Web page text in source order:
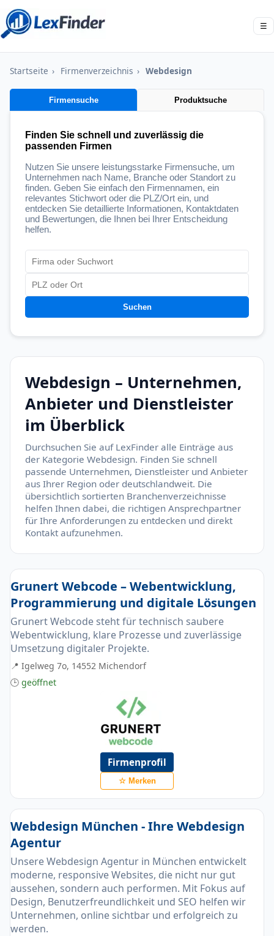
☰
Startseite › Firmenverzeichnis › Webdesign
Firmensuche Produktsuche
Finden Sie schnell und zuverlässig die
passenden Firmen
Nutzen Sie unsere leistungsstarke Firmensuche, um
Unternehmen nach Name, Branche oder Standort zu
finden. Geben Sie einfach den Firmennamen, ein
relevantes Stichwort oder die PLZ/Ort ein, und
entdecken Sie detaillierte Informationen, Kontaktdaten
und Bewertungen, die Ihnen bei Ihrer Entscheidung
helfen.
Suchen
Webdesign – Unternehmen,
Anbieter und Dienstleister
im Überblick
Durchsuchen Sie auf LexFinder alle Einträge aus
der Kategorie Webdesign. Finden Sie schnell
passende Unternehmen, Dienstleister und Anbieter
aus Ihrer Region oder deutschlandweit. Die
übersichtlich sortierten Branchenverzeichnisse
helfen Ihnen dabei, die richtigen Ansprechpartner
für Ihre Anforderungen zu entdecken und direkt
Kontakt aufzunehmen.
Grunert Webcode – Webentwicklung,
Programmierung und digitale Lösungen
Grunert Webcode steht für technisch saubere
Webentwicklung, klare Prozesse und zuverlässige
Umsetzung digitaler Projekte.
📍 Igelweg 7o, 14552 Michendorf
🕒 geöffnet
Firmenprofil
☆ Merken
Webdesign München - Ihre Webdesign
Agentur
Unsere Webdesign Agentur in München entwickelt
moderne, responsive Websites, die nicht nur gut
aussehen, sondern auch performen. Mit Fokus auf
Design, Benutzerfreundlichkeit und SEO helfen wir
Unternehmen, online sichtbar und erfolgreich zu
werden.